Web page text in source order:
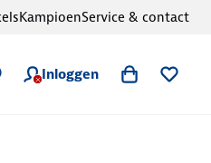
Inloggen
KampioenService & contact